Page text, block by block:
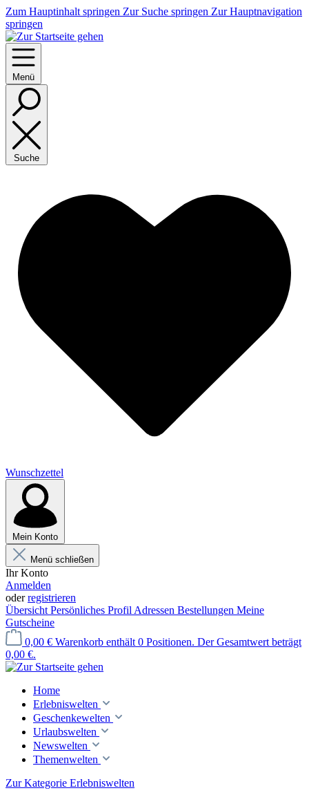
Zum Hauptinhalt springen Zur Suche springen Zur Hauptnavigation
springen
Menü
Suche
Wunschzettel
Mein Konto
Menü schließen
Ihr Konto
Anmelden
oderregistrieren
Übersicht Persönliches Profil Adressen Bestellungen Meine
Gutscheine
0,00 € Warenkorb enthält 0 Positionen. Der Gesamtwert beträgt
0,00 €.
Home
Erlebniswelten
Geschenkewelten
Urlaubswelten
Newswelten
Themenwelten
Zur Kategorie Erlebniswelten